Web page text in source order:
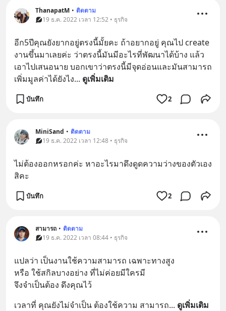
ThanapatM • ติดตาม
19 ธ.ค. 2022 เวลา 12:52 • ธุรกิจ
อีก5ปีคุณยังยากอยู่ตรงนี้มั้ยคะ ถ้าอยากอยู่ คุณไป create
งานขึ้นมาเลยค่ะ ว่าตรงนี้มันมีอะไรที่พัฒนาได้บ้าง แล้ว
เอาไปเสนอนาย บอกเขาว่าตรงนี้มีจุดอ่อนและมันสามารถ
เพิ่มมูลค่าได้ยังไง... ดูเพิ่มเติม
บันทึก 2
MiniSand • ติดตาม
19 ธ.ค. 2022 เวลา 12:48 • ธุรกิจ
ไม่ต้องออกหรอกค่ะ หาอะไรมาดึงดูดความว่างของตัวเอง
สิคะ
บันทึก 2
สามารถ • ติดตาม
19 ธ.ค. 2022 เวลา 08:44 • ธุรกิจ
แปลว่า เป็นงานใช้ความสามารถ เฉพาะทางสูง
หรือ ใช้สกิลบางอย่าง ที่ไม่ค่อยมีใครมี
จึงจำเป็นต้อง ดึงคุณไว้
เวลาที่ คุณยังไม่จำเป็น ต้องใช้ความ สามารถ... ดูเพิ่มเติม